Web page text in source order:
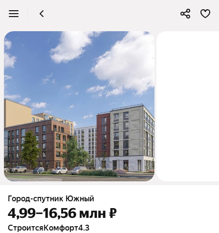
Город-спутник Южный
4,99–16,56 млн ₽
Строится
комфорт4.3